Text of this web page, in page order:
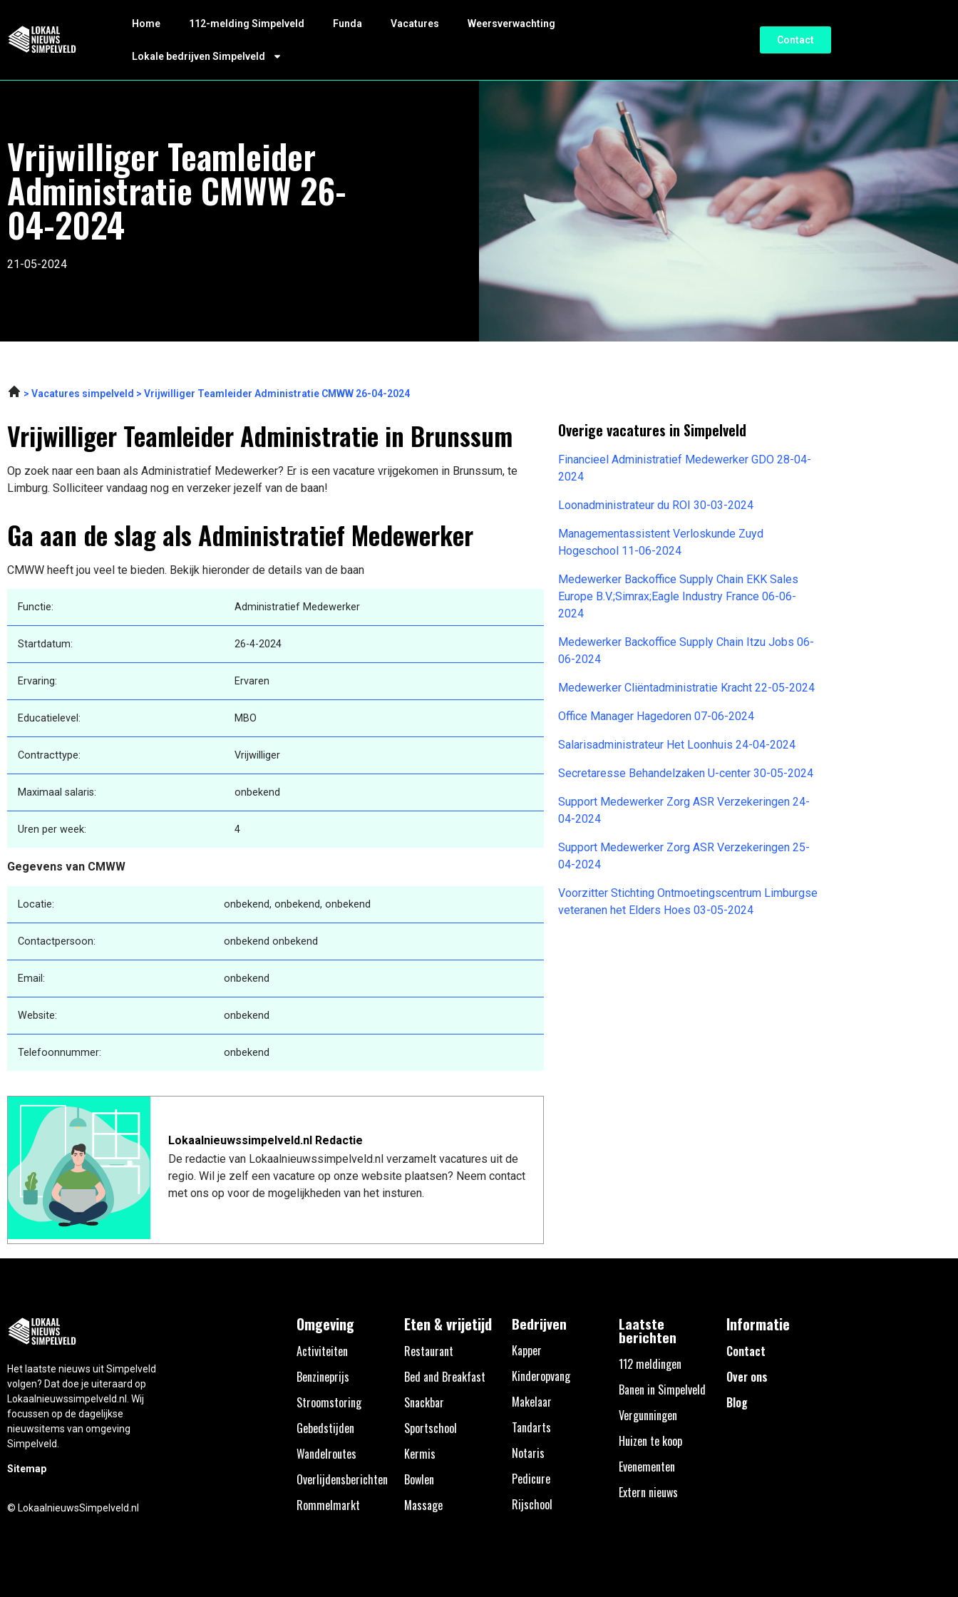
Home 112-melding Simpelveld Funda Vacatures Weersverwachting
Lokale bedrijven Simpelveld
Contact
Vrijwilliger Teamleider
Administratie CMWW 26-
04-2024
21-05-2024
Vacatures simpelveld Vrijwilliger Teamleider Administratie CMWW 26-04-2024
Vrijwilliger Teamleider Administratie in Brunssum
Op zoek naar een baan als Administratief Medewerker? Er is een vacature vrijgekomen in Brunssum, te
Limburg. Solliciteer vandaag nog en verzeker jezelf van de baan!
Ga aan de slag als Administratief Medewerker
CMWW heeft jou veel te bieden. Bekijk hieronder de details van de baan
Functie: Administratief Medewerker
Startdatum: 26-4-2024
Ervaring: Ervaren
Educatielevel: MBO
Contracttype: Vrijwilliger
Maximaal salaris: onbekend
Uren per week: 4
Gegevens van CMWW
Locatie: onbekend, onbekend, onbekend
Contactpersoon: onbekend onbekend
Email: onbekend
Website: onbekend
Telefoonnummer: onbekend
Lokaalnieuwssimpelveld.nl Redactie
De redactie van Lokaalnieuwssimpelveld.nl verzamelt vacatures uit de
regio. Wil je zelf een vacature op onze website plaatsen? Neem contact
met ons op voor de mogelijkheden van het insturen.
Overige vacatures in Simpelveld
Financieel Administratief Medewerker GDO 28-04-
2024
Loonadministrateur du ROI 30-03-2024
Managementassistent Verloskunde Zuyd
Hogeschool 11-06-2024
Medewerker Backoffice Supply Chain EKK Sales
Europe B.V.;Simrax;Eagle Industry France 06-06-
2024
Medewerker Backoffice Supply Chain Itzu Jobs 06-
06-2024
Medewerker Cliëntadministratie Kracht 22-05-2024
Office Manager Hagedoren 07-06-2024
Salarisadministrateur Het Loonhuis 24-04-2024
Secretaresse Behandelzaken U-center 30-05-2024
Support Medewerker Zorg ASR Verzekeringen 24-
04-2024
Support Medewerker Zorg ASR Verzekeringen 25-
04-2024
Voorzitter Stichting Ontmoetingscentrum Limburgse
veteranen het Elders Hoes 03-05-2024
Het laatste nieuws uit Simpelveld
volgen? Dat doe je uiteraard op
Lokaalnieuwssimpelveld.nl. Wij
focussen op de dagelijkse
nieuwsitems van omgeving
Simpelveld.
Sitemap
© LokaalnieuwsSimpelveld.nl
Omgeving
Activiteiten
Benzineprijs
Stroomstoring
Gebedstijden
Wandelroutes
Overlijdensberichten
Rommelmarkt
Eten & vrijetijd
Restaurant
Bed and Breakfast
Snackbar
Sportschool
Kermis
Bowlen
Massage
Bedrijven
Kapper
Kinderopvang
Makelaar
Tandarts
Notaris
Pedicure
Rijschool
Laatste
berichten
112 meldingen
Banen in Simpelveld
Vergunningen
Huizen te koop
Evenementen
Extern nieuws
Informatie
Contact
Over ons
Blog